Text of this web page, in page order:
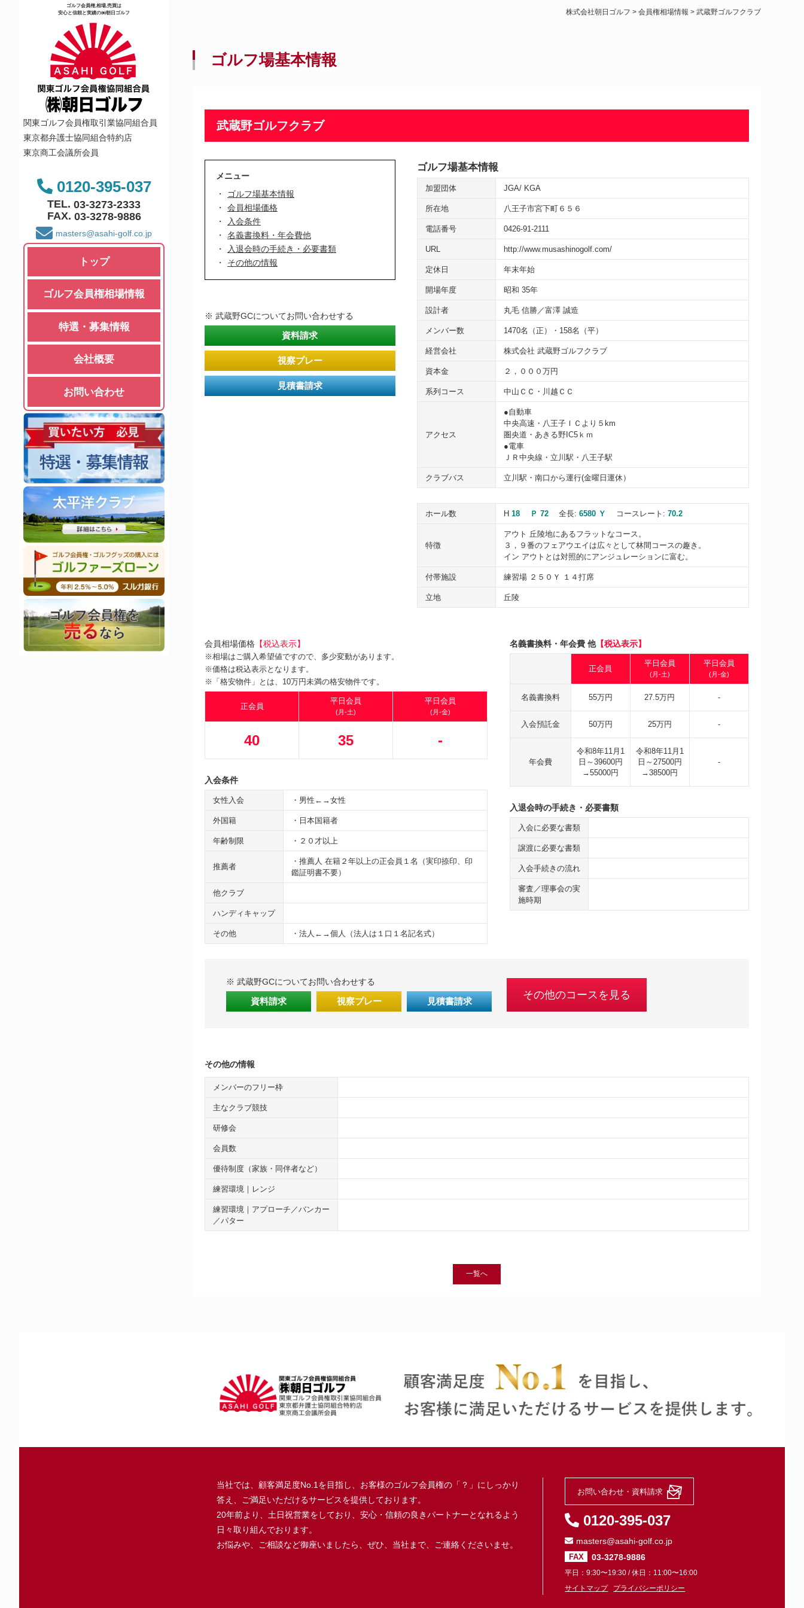
ゴルフ会員権,相場,売買は
安心と信頼と実績の㈱朝日ゴルフ
関東ゴルフ会員権取引業協同組合員
東京都弁護士協同組合特約店
東京商工会議所会員
0120-395-037
TEL. 03-3273-2333
FAX. 03-3278-9886
masters@asahi-golf.co.jp
トップ
ゴルフ会員権相場情報
特選・募集情報
会社概要
お問い合わせ
株式会社朝日ゴルフ > 会員権相場情報 > 武蔵野ゴルフクラブ
ゴルフ場基本情報
武蔵野ゴルフクラブ
メニュー
ゴルフ場基本情報
会員相場価格
入会条件
名義書換料・年会費他
入退会時の手続き・必要書類
その他の情報
※ 武蔵野GCについてお問い合わせする
資料請求
視察プレー
見積書請求
ゴルフ場基本情報
加盟団体 JGA KGA
所在地 八王子市宮下町６５６
電話番号 0426-91-2111
URL http://www.musashinogolf.com/
定休日 年末年始
開場年度 昭和 35年
設計者 丸毛 信勝／富澤 誠造
メンバー数 1470名（正）・158名（平）
経営会社 株式会社 武蔵野ゴルフクラブ
資本金 ２，０００万円
系列コース 中山ＣＣ・川越ＣＣ
アクセス
●自動車
中央高速・八王子ＩＣより５km
圏央道・あきる野IC5ｋｍ
●電車
ＪＲ中央線・立川駅・八王子駅
クラブバス 立川駅・南口から運行(金曜日運休）
ホール数 H 18 Ｐ 72 全長: 6580 Ｙ コースレート: 70.2
特徴
アウト 丘陵地にあるフラットなコース。
３，９番のフェアウエイは広々として林間コースの趣き。
イン アウトとは対照的にアンジュレーションに富む。
付帯施設 練習場 ２５０Ｙ １４打席
立地 丘陵
会員相場価格 【税込表示】
※相場はご購入希望値ですので、多少変動があります。
※価格は税込表示となります。
※「格安物件」とは、10万円未満の格安物件です。
正会員
平日会員
(月-土)
平日会員
(月-金)
40 35 -
入会条件
女性入会 ・男性←→女性
外国籍 ・日本国籍者
年齢制限 ・２０才以上
推薦者
・推薦人 在籍２年以上の正会員１名（実印捺印、印
鑑証明書不要）
他クラブ
ハンディキャップ
その他 ・法人←→個人（法人は１口１名記名式）
名義書換料・年会費 他【税込表示】
正会員
平日会員
(月-土)
平日会員
(月-金)
名義書換料 55万円 27.5万円 -
入会預託金 50万円 25万円 -
年会費
令和8年11月1
日～39600円
→55000円
令和8年11月1
日～27500円
→38500円
-
入退会時の手続き・必要書類
入会に必要な書類
譲渡に必要な書類
入会手続きの流れ
審査／理事会の実
施時期
※ 武蔵野GCについてお問い合わせする
資料請求 視察プレー 見積書請求
その他のコースを見る
その他の情報
メンバーのフリー枠
主なクラブ競技
研修会
会員数
優待制度（家族・同伴者など）
練習環境｜レンジ
練習環境｜アプローチ／バンカー
／パター
一覧へ
当社では、顧客満足度No.1を目指し、お客様のゴルフ会員権の「？」にしっかり
答え、ご満足いただけるサービスを提供しております。
20年前より、土日祝営業をしており、安心・信頼の良きパートナーとなれるよう
日々取り組んでおります。
お悩みや、ご相談など御座いましたら、ぜひ、当社まで、ご連絡くださいませ。
お問い合わせ・資料請求
0120-395-037
masters@asahi-golf.co.jp
FAX 03-3278-9886
平日：9:30〜19:30 / 休日：11:00〜16:00
サイトマップ
プライバシーポリシー